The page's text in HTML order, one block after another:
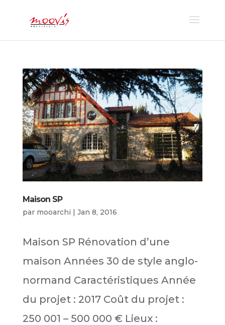
Maison SP
par mooarchi | Jan 8, 2016
Maison SP Rénovation d’une
maison Années 30 de style anglo-
normand Caractéristiques Année
du projet : 2017 Coût du projet :
250 001 – 500 000 € Lieux :